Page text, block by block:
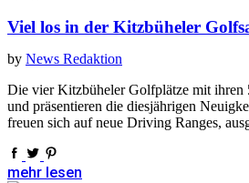
Viel los in der Kitzbüheler
by News Redaktion
Die vier Kitzbüheler Golfplätze mit ihren
und präsentieren die diesjährigen
freuen sich auf neue Driving Ranges,
mehr lesen